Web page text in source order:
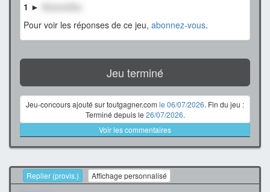
1 ►
XxxxxxXxx
Pour voir les réponses de ce jeu, abonnez-vous.
Jeu terminé
Jeu-concours ajouté sur toutgagner.com le 06/07/2026. Fin du jeu :
Terminé depuis le 26/07/2026.
Voir les commentaires
Replier (provis.) Affichage personnalisé